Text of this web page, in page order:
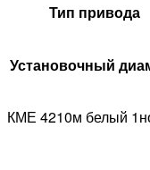
Тип привода
Установочный
КМЕ 4210м белый